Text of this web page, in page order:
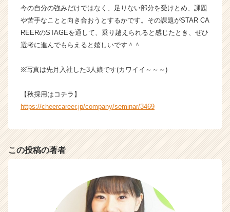
届
く
活
サ
ト
キ
r
今の自分の強みだけではなく、足りない部分を受けとめ、課題
や苦手なことと向き合おうとするかです。その課題がSTAR CA
REERのSTAGEを通して、乗り越えられると感じたとき、ぜひ
選考に進んでもらえると嬉しいです＾＾
※写真は先月入社した3人娘です(カワイイ～～～)
【秋採用はコチラ】
https://cheercareer.jp/company/seminar/3469
この投稿の著者